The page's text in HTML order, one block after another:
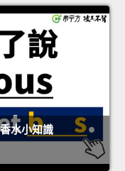
水小知識